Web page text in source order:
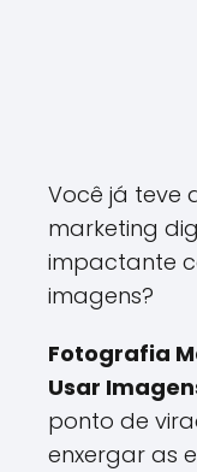
Você já teve
marketing
impactante
imagens?
Fotografia
Usar
ponto de
enxergar as